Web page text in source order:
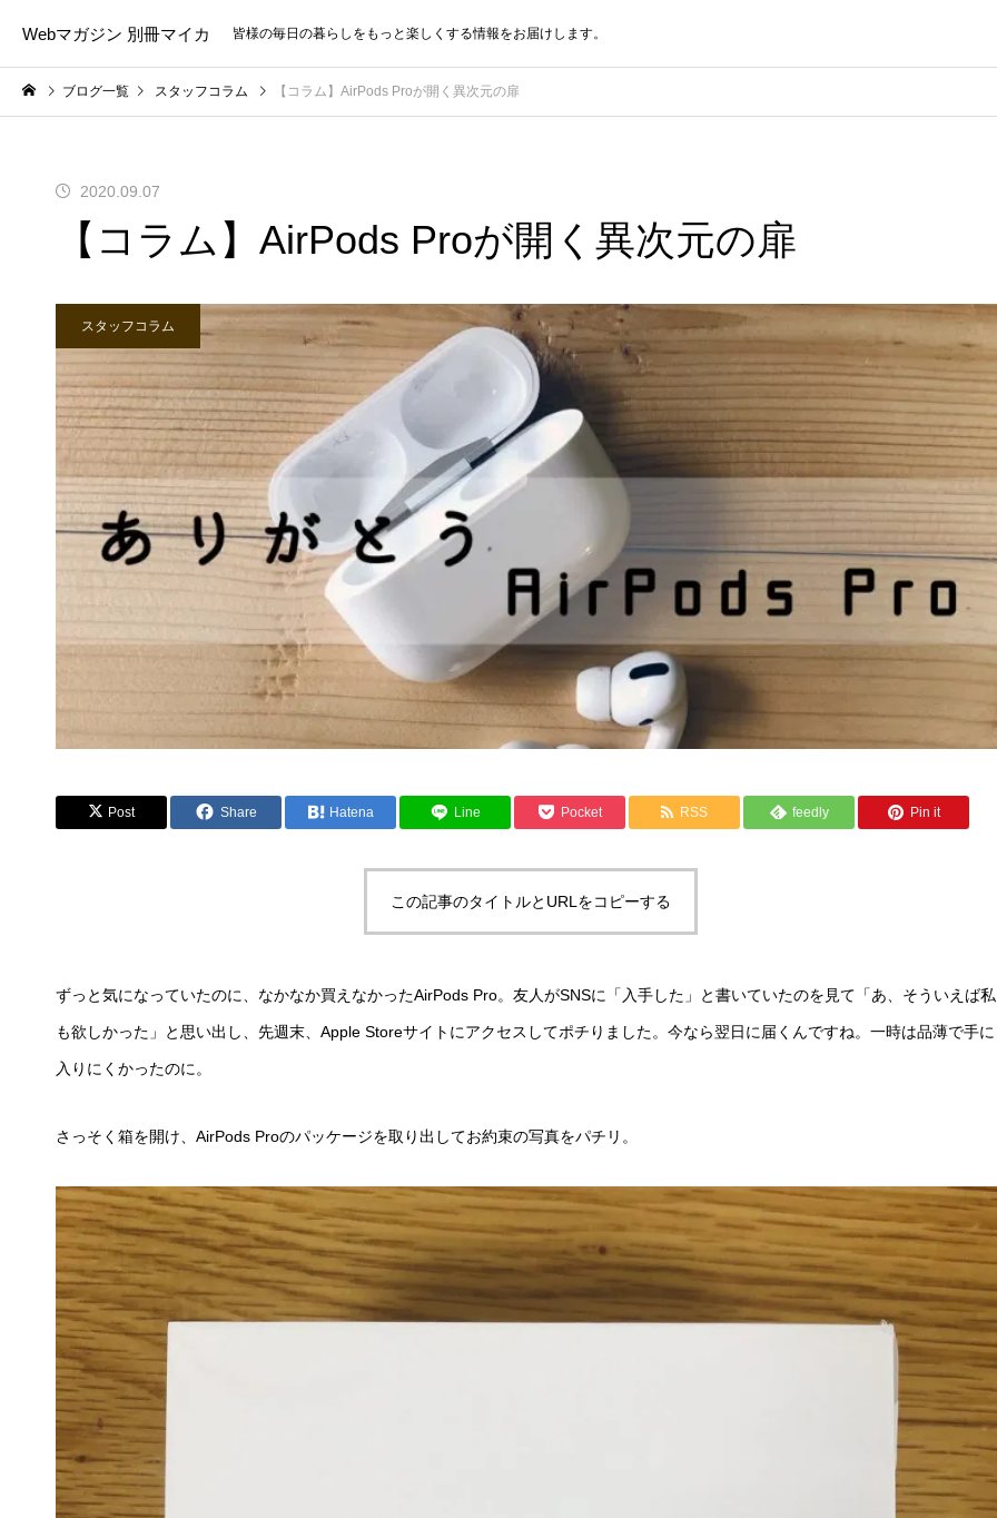
Webマガジン 別冊マイカ 皆様の毎日の暮らしをもっと楽しくする情報をお届けします。
ブログ一覧 スタッフコラム 【コラム】AirPods Proが開く異次元の扉
2020.09.07
【コラム】AirPods Proが開く異次元の扉
スタッフコラム
Post Share Hatena Line Pocket RSS feedly Pin it
この記事のタイトルとURLをコピーする
ずっと気になっていたのに、なかなか買えなかったAirPods Pro。友人がSNSに「入手した」と書いていたのを見て「あ、そういえば私
も欲しかった」と思い出し、先週末、Apple Storeサイトにアクセスしてポチりました。今なら翌日に届くんですね。一時は品薄で手に
入りにくかったのに。
さっそく箱を開け、AirPods Proのパッケージを取り出してお約束の写真をパチリ。